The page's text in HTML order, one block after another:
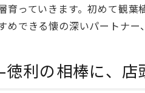
育っていきます。初めて観
めできる懐の深いパートナー
利の相棒に、店